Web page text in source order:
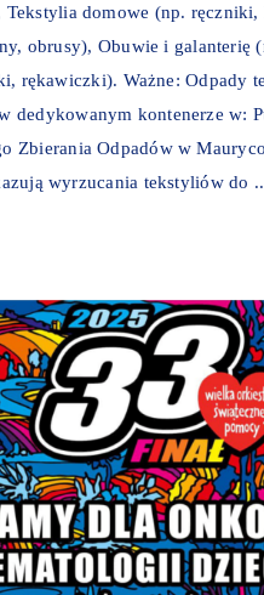
Tekstylia domowe (np. ręczniki,
obrusy), Obuwie i galanterię
rękawiczki). Ważne: Odpady
dedykowanym kontenerze w:
Zbierania Odpadów w
wyrzucania tekstyliów do